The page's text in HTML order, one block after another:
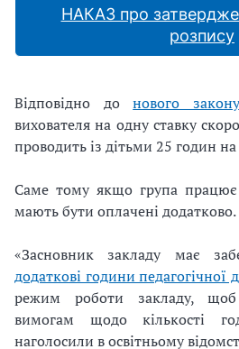
НАКАЗ про
розпису
Відповідно донового закону
вихователя на одну ставку
проводить із дітьми 25 годин
Саме тому якщо група
мають бути оплачені додатково.
«Засновник закладу має
додаткові години педагогічної
режим роботи закладу, щоб
вимогам щодо кількості
наголосили в освітньому